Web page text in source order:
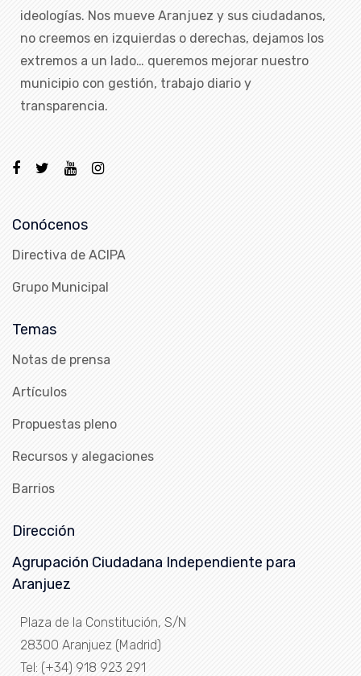
ideologías. Nos mueve Aranjuez y sus ciudadanos,
no creemos en izquierdas o derechas, dejamos los
extremos a un lado… queremos mejorar nuestro
municipio con gestión, trabajo diario y
transparencia.
Conócenos
Directiva de ACIPA
Grupo Municipal
Temas
Notas de prensa
Artículos
Propuestas pleno
Recursos y alegaciones
Barrios
Dirección
Agrupación Ciudadana Independiente para
Aranjuez
Plaza de la Constitución, S/N
28300 Aranjuez (Madrid)
Tel: (+34) 918 923 291